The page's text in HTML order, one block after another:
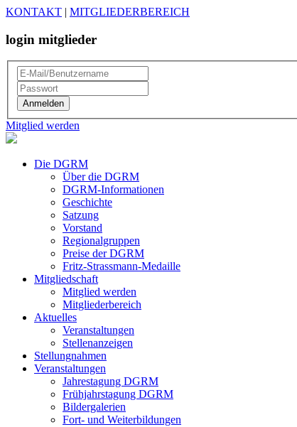
KONTAKT | MITGLIEDERBEREICH
login mitglieder
Mitglied werden
Die DGRM
Über die DGRM
DGRM-Informationen
Geschichte
Satzung
Vorstand
Regionalgruppen
Preise der DGRM
Fritz-Strassmann-Medaille
Mitgliedschaft
Mitglied werden
Mitgliederbereich
Aktuelles
Veranstaltungen
Stellenanzeigen
Stellungnahmen
Veranstaltungen
Jahrestagung DGRM
Frühjahrstagung DGRM
Bildergalerien
Fort- und Weiterbildungen